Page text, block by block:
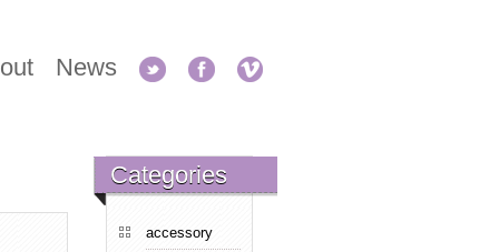
News
Categories
accessory